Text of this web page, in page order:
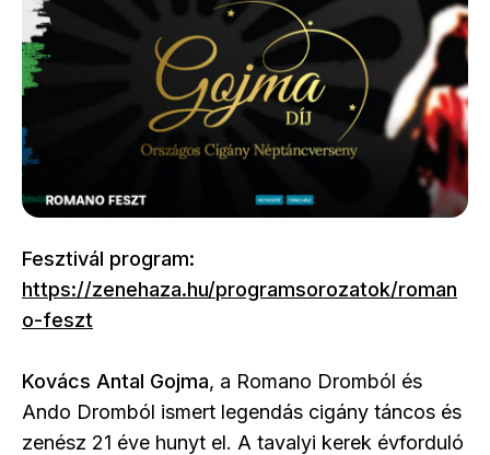
Fesztivál program:
https://zenehaza.hu/programsorozatok/roman
o-feszt
Kovács Antal Gojma, a Romano Dromból és
Ando Dromból ismert legendás cigány táncos és
zenész 21 éve hunyt el. A tavalyi kerek évforduló